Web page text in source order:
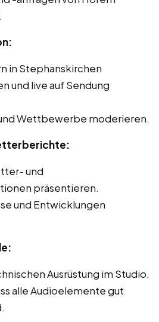
in Stephanskirchen
und live auf Sendung
Wettbewerbe moderieren.
und
präsentieren.
und Entwicklungen
Ausrüstung im Studio.
alle Audioelemente gut